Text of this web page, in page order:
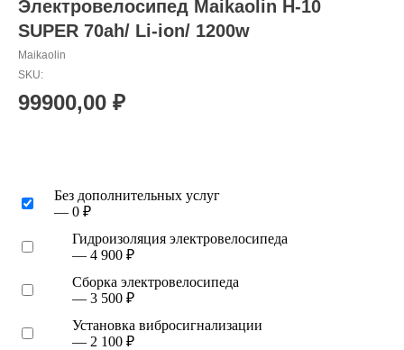
Электровелосипед Maikaolin H-10
SUPER 70ah/ Li-ion/ 1200w
Maikaolin
SKU:
99900,00 ₽
Без дополнительных услуг
— 0 ₽
Гидроизоляция электровелосипеда
— 4 900 ₽
Сборка электровелосипеда
— 3 500 ₽
Установка вибросигнализации
— 2 100 ₽